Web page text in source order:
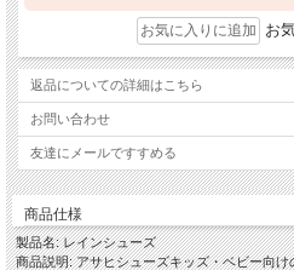
お
返品についての詳細はこちら
お問い合わせ
友達にメールですすめる
商品仕様
製品名: レインシューズ
商品説明: アサヒシューズキッズ・ベビー向